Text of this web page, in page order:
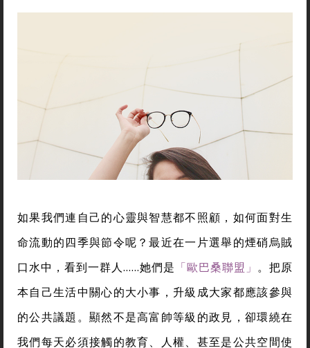
如果我們連自己的心靈與智慧都不照顧，如何面對生
命流動的四季與節令呢？最近在一片選舉的煙硝烏賊
口水中，看到一群人……她們是 「歐巴桑聯盟」 。把原
本自己生活中關心的大小事，升級成大家都應該參與
的公共議題。顯然不是高富帥等級的政見，卻環繞在
我們每天必須接觸的教育、人權、甚至是公共空間使